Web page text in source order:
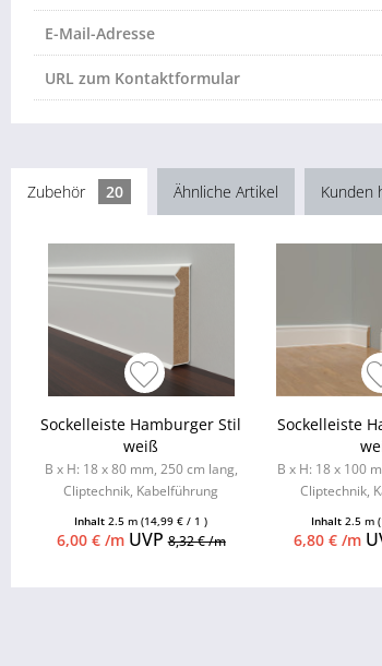
E-Mail-Adresse
URL zum Kontaktformular
Zubehör 20 Ähnliche Artikel Kunden
Sockelleiste Hamburger Stil
weiß
B x H: 18 x 80 mm, 250 cm lang,
Cliptechnik, Kabelführung
Zubehör...
Inhalt2.5 m(14,99 € / 1 )
6,00 € /mUVP8,32 € /m
Sockelleiste
B x H: 18 x 100
Cliptechnik,
Inhalt2.5 m
6,80 € /m